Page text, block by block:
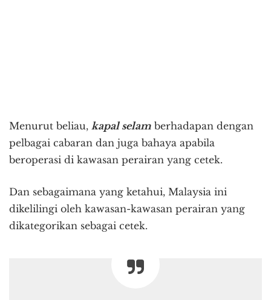
Menurut beliau, kapal selam berhadapan dengan
pelbagai cabaran dan juga bahaya apabila
beroperasi di kawasan perairan yang cetek.
Dan sebagaimana yang ketahui, Malaysia ini
dikelilingi oleh kawasan-kawasan perairan yang
dikategorikan sebagai cetek.